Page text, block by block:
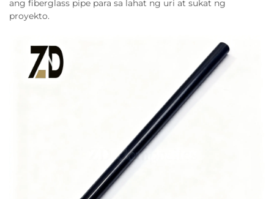
ang fiberglass pipe para sa lahat ng uri at sukat ng
proyekto.